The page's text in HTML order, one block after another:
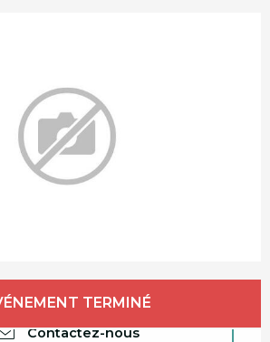
coordonnées
TERMINÉ
Contactez-nous